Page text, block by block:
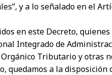
y a lo señalado en el
en este Decreto,
Integrado de
Tributario y
quedamos a la